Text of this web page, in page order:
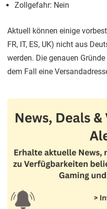
Zollgefahr: Nein
Aktuell können einige
FR, IT, ES, UK) nicht aus
werden. Die genauen
dem Fall eine